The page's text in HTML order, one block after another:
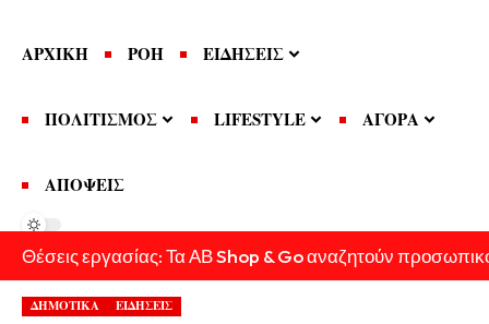
ΑΡΧΙΚΗ ΡΟΗ ΕΙΔΗΣΕΙΣ
ΠΟΛΙΤΙΣΜΟΣ LIFESTYLE ΑΓΟΡΑ
ΑΠΟΨΕΙΣ
Θέσεις εργασίας: Τα ΑΒ Shop & Go αναζητούν
ΔΗΜΟΤΙΚΑ ΕΙΔΗΣΕΙΣ